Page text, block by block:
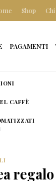
Shop
PAGAMENTI
CAFFÈ